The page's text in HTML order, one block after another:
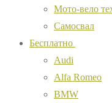
Мото-вело
Самосвал
Бесплатно
Audi
Alfa Romeo
BMW